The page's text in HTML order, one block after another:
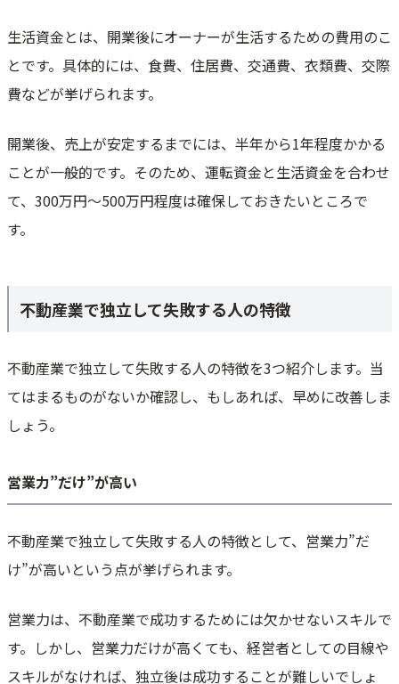
生活資金とは、開業後にオーナーが生活するための費用のこ
とです。具体的には、食費、住居費、交通費、衣類費、交際
費などが挙げられます。
開業後、売上が安定するまでには、半年から1年程度かかる
ことが一般的です。そのため、運転資金と生活資金を合わせ
て、300万円～500万円程度は確保しておきたいところで
す。
不動産業で独立して失敗する人の特徴
不動産業で独立して失敗する人の特徴を3つ紹介します。当
てはまるものがないか確認し、もしあれば、早めに改善しま
しょう。
営業力”だけ”が高い
不動産業で独立して失敗する人の特徴として、営業力”だ
け”が高いという点が挙げられます。
営業力は、不動産業で成功するためには欠かせないスキルで
す。しかし、営業力だけが高くても、経営者としての目線や
スキルがなければ、独立後は成功することが難しいでしょ